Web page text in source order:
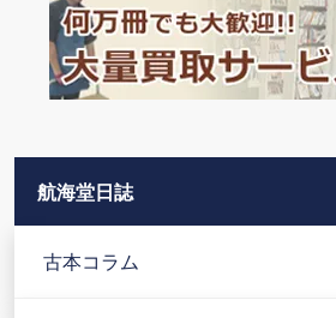
航海堂日誌
古本コラム